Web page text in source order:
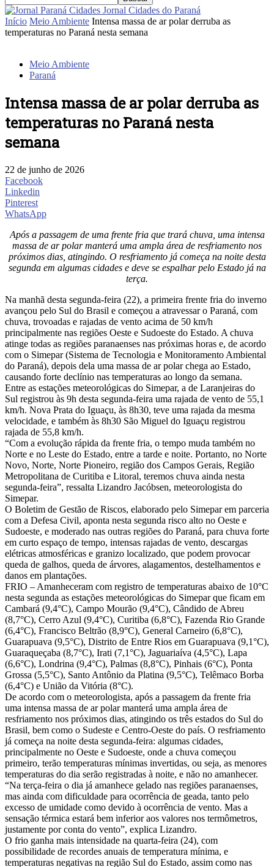
Jornal Cidades do Paraná
Início Meio Ambiente Intensa massa de ar polar derruba as
temperaturas no Paraná nesta semana
Meio Ambiente
Paraná
Intensa massa de ar polar derruba as
temperaturas no Paraná nesta
semana
22 de junho de 2026
Facebook
Linkedin
Pinterest
WhatsApp
Após a passagem de uma frente fria que trará chuva, uma intensa
massa de ar polar manterá uma ampla área de resfriamento nos
próximos dias, atingindo. O resfriamento já começa na noite desta
segunda em algumas cidades e deve se espalhar pelo Estado já na
terça.
Na manhã desta segunda-feira (22), a primeira frente fria do inverno
avançou pelo Sul do Brasil e começou a atravessar o Paraná, com
chuva, trovoadas e rajadas de vento acima de 50 km/h
principalmente nas regiões Oeste e Sudoeste do Estado. A chuva
atinge todas as regiões paranaenses nas próximas horas e, de acordo
com o Simepar (Sistema de Tecnologia e Monitoramento Ambiental
do Paraná), depois dela uma massa de ar polar chega ao Estado,
causando forte declínio nas temperaturas ao longo da semana.
Entre as estações meteorológicas do Simepar, a de Laranjeiras do
Sul registrou às 9h desta segunda-feira uma rajada de vento de 55,1
km/h. Nova Prata do Iguaçu, às 8h30, teve uma rajada da mesma
velocidade, e também às 8h30 São Miguel do Iguaçu registrou
rajada de 55,8 km/h.
“Com a evolução rápida da frente fria, o tempo muda também no
Norte e no Leste do Estado, entre a tarde e noite. Portanto, no Norte
Novo, Norte, Norte Pioneiro, região dos Campos Gerais, Região
Metropolitana de Curitiba e Litoral, teremos chuva ainda nesta
segunda-feira”, ressalta Lizandro Jacóbsen, meteorologista do
Simepar.
O Boletim de Gestão de Riscos, elaborado pelo Simepar em parceria
com a Defesa Civil, aponta nesta segunda risco alto no Oeste e
Sudoeste, e moderado nas outras regiões do Paraná, para chuva forte
em curto espaço de tempo, intensas rajadas de vento, descargas
elétricas atmosféricas e granizo localizado, que podem provocar
queda de galhos, queda de árvores, alagamentos, destelhamentos e
danos em plantações.
FRIO – Amanheceram com registro de temperaturas abaixo de 10°C
nesta segunda as estações meteorológicas do Simepar que ficam em
Cambará (9,4°C), Campo Mourão (9,4°C), Cândido de Abreu
(8,7°C), Cerro Azul (9,4°C), Curitiba (6,8°C), Fazenda Rio Grande
(6,4°C), Francisco Beltrão (8,9°C), General Carneiro (6,8°C),
Guarapuava (9,5°C), Distrito de Entre Rios em Guarapuava (9,1°C),
Guaraqueçaba (8,7°C), Irati (7,1°C), Jaguariaíva (4,5°C), Lapa
(6,6°C), Londrina (9,4°C), Palmas (8,8°C), Pinhais (6°C), Ponta
Grossa (5,5°C), Santo Antônio da Platina (9,5°C), Telêmaco Borba
(6,4°C) e União da Vitória (8°C).
De acordo com o meteorologista, após a passagem da frente fria
uma intensa massa de ar polar manterá uma ampla área de
resfriamento nos próximos dias, atingindo os três estados do Sul do
Brasil, bem como o Sudeste e Centro-Oeste do país. O resfriamento
já começa na noite desta segunda-feira: algumas cidades,
principalmente no Oeste e Sudoeste, onde a chuva começou
primeiro, terão temperaturas mínimas invertidas, ou seja, as menores
temperaturas do dia serão registradas à noite, e não no amanhecer.
“Na terça-feira o dia já amanhece gelado nas regiões paranaenses,
mas ainda com dificuldade para ocorrência de geada, tanto pelo
excesso de umidade como devido à ocorrência de vento. Mas a
sensação térmica estará bem inferior aos valores nos termômetros,
justamente por conta do vento”, explica Lizandro.
O frio ganha mais intensidade na quarta-feira (24), com
possibilidade de recordes anuais de temperatura mínima, e
temperaturas negativas na região Sul do Estado, assim como nas